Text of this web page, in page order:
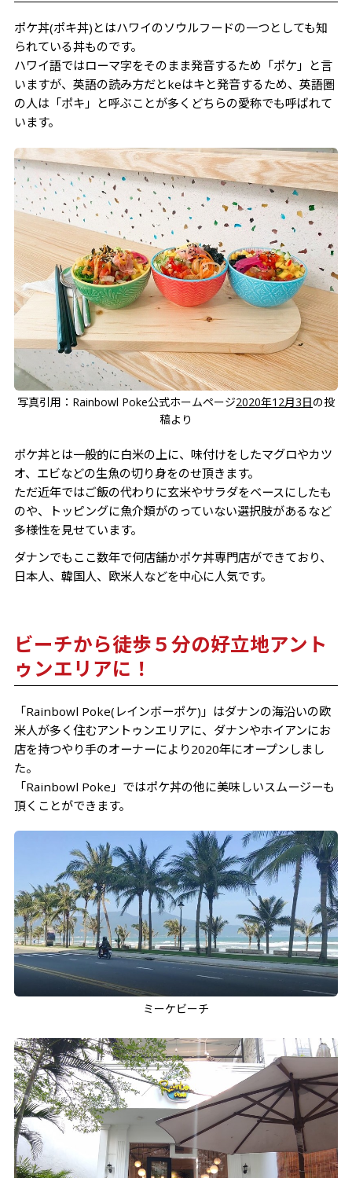
ポケ丼(ポキ丼)とはハワイのソウルフードの一つとしても知
られている丼ものです。
ハワイ語ではローマ字をそのまま発音するため「ポケ」と言
いますが、英語の読み方だとkeはキと発音するため、英語圏
の人は「ポキ」と呼ぶことが多くどちらの愛称でも呼ばれて
います。
写真引用：Rainbowl Poke公式ホームページ2020年12月3日の投
稿より
ポケ丼とは一般的に白米の上に、味付けをしたマグロやカツ
オ、エビなどの生魚の切り身をのせ頂きます。
ただ近年ではご飯の代わりに玄米やサラダをベースにしたも
のや、トッピングに魚介類がのっていない選択肢があるなど
多様性を見せています。
ダナンでもここ数年で何店舗かポケ丼専門店ができており、
日本人、韓国人、欧米人などを中心に人気です。
ビーチから徒歩５分の好立地アント
ゥンエリアに！
「Rainbowl Poke(レインボーポケ)」はダナンの海沿いの欧
米人が多く住むアントゥンエリアに、ダナンやホイアンにお
店を持つやり手のオーナーにより2020年にオープンしまし
た。
「Rainbowl Poke」ではポケ丼の他に美味しいスムージーも
頂くことができます。
ミーケビーチ